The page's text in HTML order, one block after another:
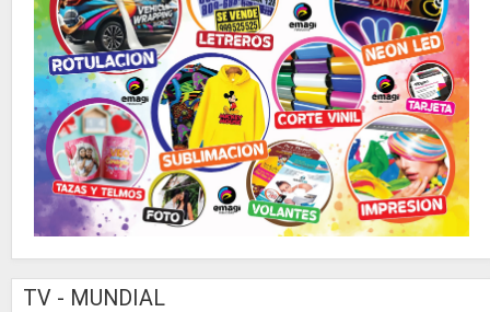
TV - MUNDIAL